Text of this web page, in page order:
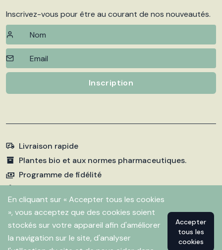
En cliquant sur « Accepter tous les cookies
», vous acceptez que des cookies soient
stockés sur votre appareil afin d'améliorer
la navigation sur le site, d'analyser
Accepter
tous les
cookies
Inscrivez-vous pour être au courant de nos nouveautés.
Inscription
Livraison rapide
Plantes bio et aux normes pharmaceutiques.
Programme de fidélité
Paiements sécurisés
2026 Pharmacie Fleurentin. Propulsé par Flitbix.com